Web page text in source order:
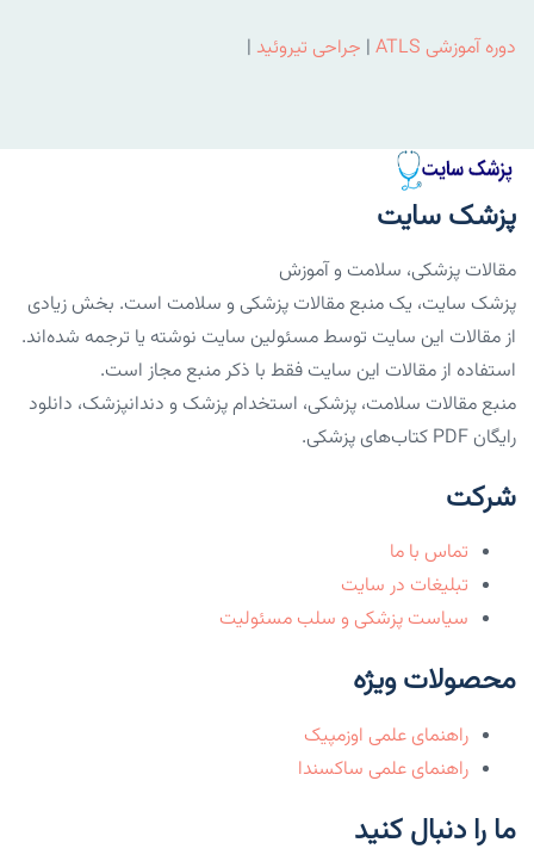
دوره آموزشی ATLS | جراحی تیروئید |
پزشک سایت
مقالات پزشکی، سلامت و آموزش
پزشک سایت، یک منبع مقالات پزشکی و سلامت است. بخش زیادی
از مقالات این سایت توسط مسئولین سایت نوشته یا ترجمه شده‌اند.
استفاده از مقالات این سایت فقط با ذکر منبع مجاز است.
منبع مقالات سلامت، پزشکی، استخدام پزشک و دندانپزشک، دانلود
رایگان PDF کتاب‌های پزشکی.
شرکت
تماس با ما
تبلیغات در سایت
سیاست پزشکی و سلب مسئولیت
محصولات ویژه
راهنمای علمی اوزمپیک
راهنمای علمی ساکسندا
ما را دنبال کنید